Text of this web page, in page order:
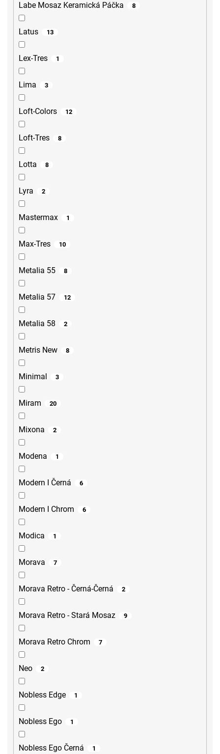
Labe Mosaz Keramická Páčka 8
Latus 13
Lex-Tres 1
Lima 3
Loft-Colors 12
Loft-Tres 8
Lotta 8
Lyra 2
Mastermax 1
Max-Tres 10
Metalia 55 8
Metalia 57 12
Metalia 58 2
Metris New 8
Minimal 3
Miram 20
Mixona 2
Modena 1
Modern I Černá 6
Modern I Chrom 6
Modica 1
Morava 7
Morava Retro - Černá-Černá 2
Morava Retro - Stará Mosaz 9
Morava Retro Chrom 7
Neo 2
Nobless Edge 1
Nobless Ego 1
Nobless Ego Černá 1